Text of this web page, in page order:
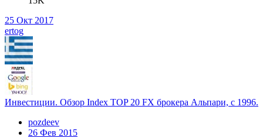
25 Окт 2017
ertog
Инвестиции. Обзор Index TOP 20 FX брокера Альпари, с 1996.
pozdeev
26 Фев 2015